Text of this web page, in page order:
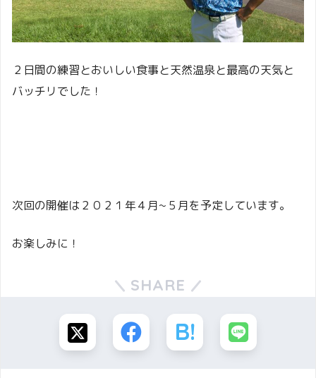
２日間の練習とおいしい食事と天然温泉と最高の天気と
バッチリでした！
次回の開催は２０２１年４月~５月を予定しています。
お楽しみに！
SHARE